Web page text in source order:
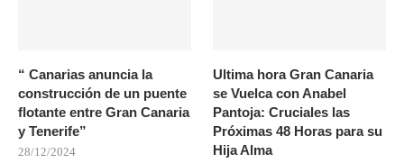
“ Canarias anuncia la
construcción de un puente
flotante entre Gran Canaria
y Tenerife”
28/12/2024
Ultima hora Gran Canaria
se Vuelca con Anabel
Pantoja: Cruciales las
Próximas 48 Horas para su
Hija Alma